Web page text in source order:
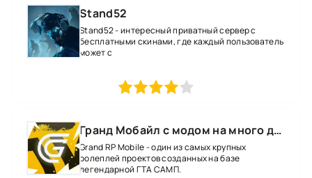
Stand52
Stand52 - интересный приватный сервер с
бесплатными скинами, где каждый пользователь
может с
Гранд Мобайл с модом на много денег
Grand RP Mobile - один из самых крупных
ролеплей проектов созданных на базе
легендарной ГТА САМП.